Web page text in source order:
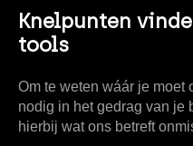
Knelpunten
tools
Om te weten wáár je moet
nodig in het gedrag van je
hierbij wat ons betreft